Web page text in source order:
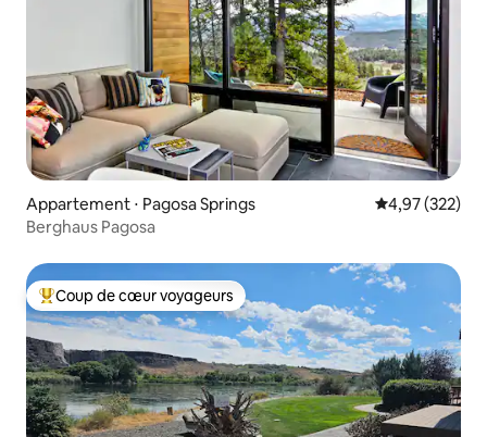
Appartement ⋅ Pagosa Springs Évaluation
4,97 (322)
Berghaus Pagosa
Coups de cœur voyageurs les plus appréciés
Coup de cœur voyageurs